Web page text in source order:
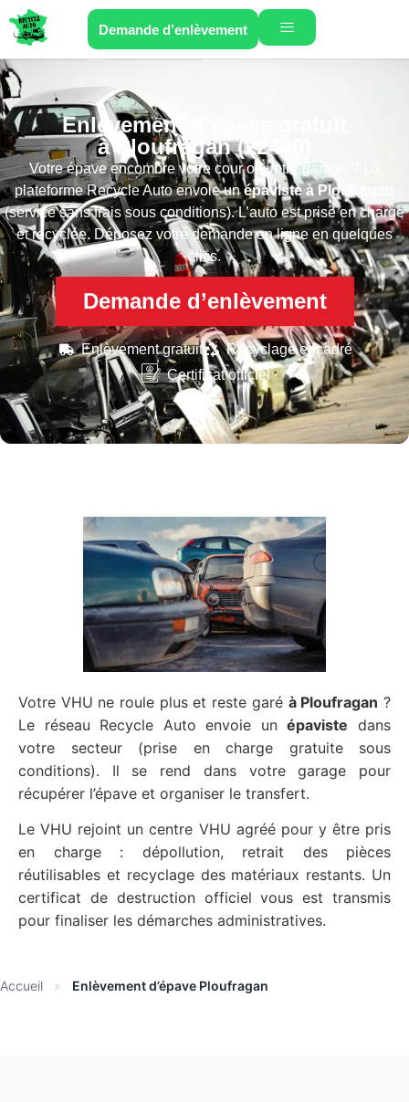
Demande d’enlèvement
Enlèvement d’épave gratuit
à Ploufragan (22440)
Votre épave encombre votre cour ou votre garage ? La
plateforme Recycle Auto envoie unépaviste à Ploufragan
(service sans frais sous conditions). L’auto est prise en charge
et recyclée. Déposez votre demande en ligne en quelques
clics.
Demande d’enlèvement
Enlèvement gratuit
Recyclage encadré
Certificat officiel
Votre VHU ne roule plus et reste garé à Ploufragan ?
Le réseau Recycle Auto envoie unépaviste dans
votre secteur (prise en charge gratuite sous
conditions). Il se rend dans votre garage pour
récupérer l’épave et organiser le transfert.
Le VHU rejoint un centre VHU agréé pour y être pris
en charge : dépollution, retrait des pièces
réutilisables et recyclage des matériaux restants. Un
certificat de destruction officiel vous est transmis
pour finaliser les démarches administratives.
Accueil » Enlèvement d’épave Ploufragan